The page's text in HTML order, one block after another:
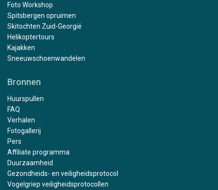
Foto Workshop
Spitsbergen opruimen
Skitochten Zuid-Georgië
Helikoptertours
Kajakken
Sneeuwschoenwandelen
Bronnen
Huurspullen
FAQ
Verhalen
Fotogallerij
Pers
Affiliate programma
Duurzaamheid
Gezondheids- en veiligheidsprotocol
Vogelgriep veiligheidsprotocollen